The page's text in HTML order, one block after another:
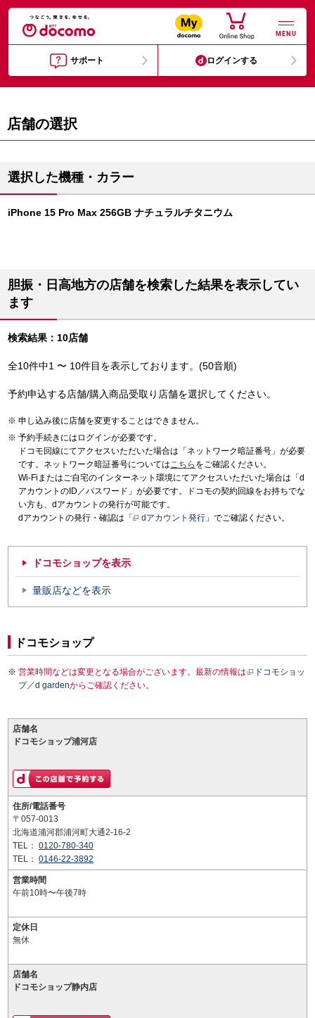
MENU
サポート ログインする
店舗の選択
選択した機種・カラー
iPhone 15 Pro Max 256GB ナチュラルチタニウム
胆振・日高地方の店舗を検索した結果を表示してい
ます
検索結果：10店舗
全10件中1 〜 10件目を表示しております。(50音順)
予約申込する店舗/購入商品受取り店舗を選択してください。
申し込み後に店舗を変更することはできません。
予約手続きにはログインが必要です。
ドコモ回線にてアクセスいただいた場合は「ネットワーク暗証番号」が必要
です。ネットワーク暗証番号についてはこちら をご確認ください。
Wi-Fiまたはご自宅のインターネット環境にてアクセスいただいた場合は「d
アカウントのID／パスワード」が必要です。ドコモの契約回線をお持ちでな
い方も、dアカウントの発行が可能です。
dアカウントの発行・確認は「
dアカウント発行 」でご確認ください。
ドコモショップを表示
量販店などを表示
ドコモショップ
営業時間などは変更となる場合がございます。最新の情報は
ドコモショッ
プ／d gardenからご確認ください。
店舗名
ドコモショップ浦河店
住所/電話番号
〒057-0013
北海道浦河郡浦河町大通2-16-2
TEL： 0120-780-340
TEL： 0146-22-3892
営業時間
午前10時〜午後7時
定休日
無休
店舗名
ドコモショップ静内店